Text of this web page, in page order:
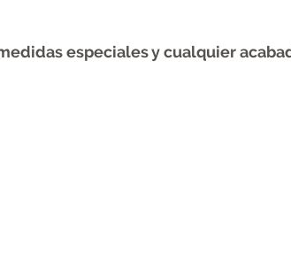
especiales y cualquier